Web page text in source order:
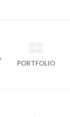
PORTFOLIO